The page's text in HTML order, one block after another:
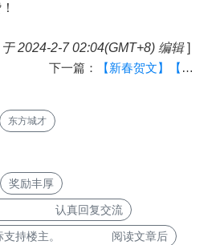
2024-2-7 02:04(GMT+8) 编辑]
下一篇： 【新春贺文】【「瘟城母子」之《母亲最适合当飞机杯的3个理由》】（十二·上）[攻山门，破母穴！]
东方城才
奖励丰厚
吧！ 认真回复交流
标支持楼主。 阅读文章后